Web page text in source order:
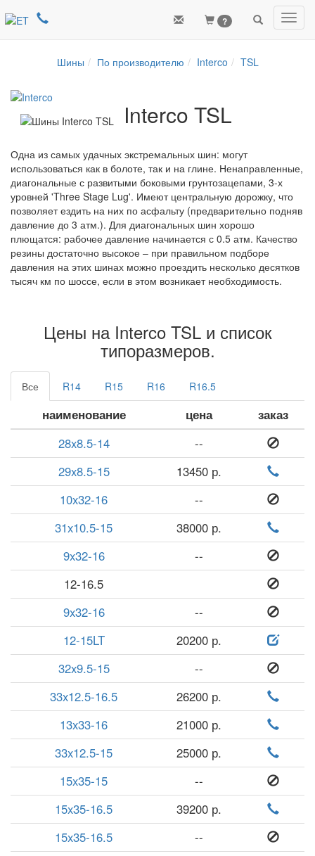
?
Шины По производителю Interco TSL
Interco TSL
Одна из самых удачных экстремальных шин: могут
использоваться как в болоте, так и на глине. Ненаправленные,
диагональные с развитыми боковыми грунтозацепами, 3-х
уровней 'Three Stage Lug'. Имеют центральную дорожку, что
позволяет ездить на них по асфальту (предварительно подняв
давление до 3 атм.). Для диагональных шин хорошо
плющатся: рабочее давление начинается с 0.5 атм. Качество
резины достаточно высокое – при правильном подборе
давления на этих шинах можно проездить несколько десятков
тысяч км по шоссе, если в этом возникает необходимость.
Цены на Interco TSL и список
типоразмеров.
Все R14 R15 R16 R16.5
наименование цена
заказ
28x8.5-14
--
29x8.5-15
13450 р.
10x32-16
--
31x10.5-15
38000 р.
9x32-16
--
12-16.5
9x32-16
--
12-15LT
20200 р.
32x9.5-15
--
33x12.5-16.5
26200 р.
13x33-16
21000 р.
33x12.5-15
25000 р.
15x35-15
--
15x35-16.5
39200 р.
15x35-16.5
--